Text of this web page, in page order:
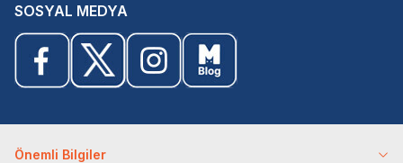
SOSYAL MEDYA
Önemli Bilgiler